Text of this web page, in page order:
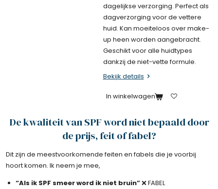
dagelijkse verzorging. Perfect als
dagverzorging voor de vettere
huid. Kan moeiteloos over make-
up heen worden aangebracht.
Geschikt voor alle huidtypes
dankzij de niet-vette formule.
Bekijk details
In winkelwagen
De kwaliteit van SPF word niet bepaald door
de prijs, feit of fabel?
Dit zijn de meestvoorkomende feiten en fabels die je voorbij
hoort komen. Ik neem je mee,
“Als ik SPF smeer word ik niet bruin”❌ FABEL